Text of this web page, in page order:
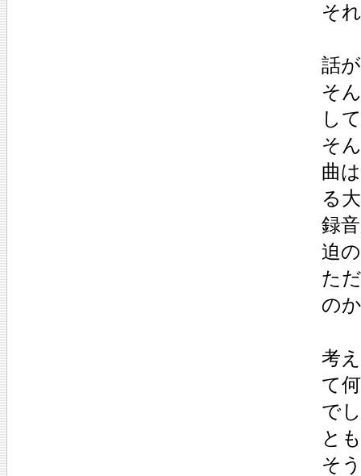
そ
話
そ
し
そ
曲
る
録
迫
た
の
考
て
で
と
そ